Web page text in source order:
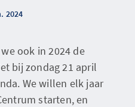
2024
ook in 2024 de
bij zondag 21 april
We willen elk jaar
starten, en